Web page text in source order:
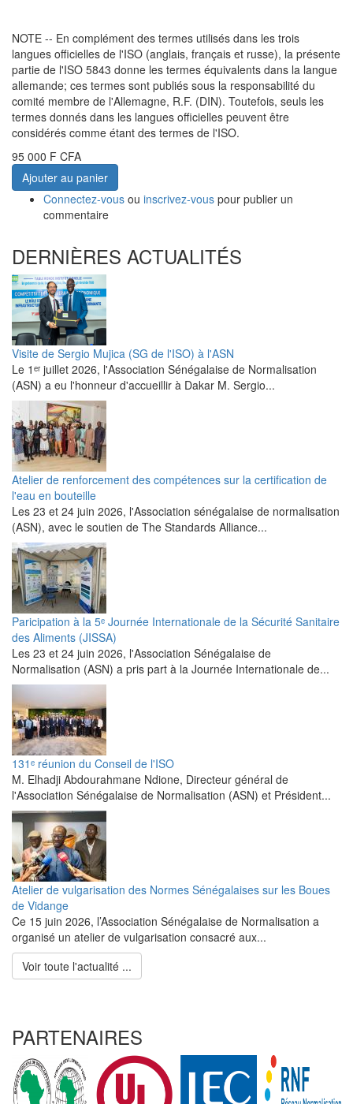
NOTE -- En complément des termes utilisés dans les trois
langues officielles de l'ISO (anglais, français et russe), la présente
partie de l'ISO 5843 donne les termes équivalents dans la langue
allemande; ces termes sont publiés sous la responsabilité du
comité membre de l'Allemagne, R.F. (DIN). Toutefois, seuls les
termes donnés dans les langues officielles peuvent être
considérés comme étant des termes de l'ISO.
95 000 F CFA
Ajouter au panier
Connectez-vous ou inscrivez-vous pour publier un
commentaire
DERNIÈRES ACTUALITÉS
Visite de Sergio Mujica (SG de l'ISO) à l'ASN
Le 1ᵉʳ juillet 2026, l'Association Sénégalaise de Normalisation
(ASN) a eu l'honneur d'accueillir à Dakar M. Sergio...
Atelier de renforcement des compétences sur la certification de
l'eau en bouteille
Les 23 et 24 juin 2026, l'Association sénégalaise de normalisation
(ASN), avec le soutien de The Standards Alliance...
Paricipation à la 5ᵉ Journée Internationale de la Sécurité Sanitaire
des Aliments (JISSA)
‎Les 23 et 24 juin 2026, l'Association Sénégalaise de
Normalisation (ASN) a pris part à la Journée Internationale de...
131ᵉ réunion du Conseil de l'ISO
M. Elhadji Abdourahmane Ndione, Directeur général de
l'Association Sénégalaise de Normalisation (ASN) et Président...
Atelier de vulgarisation des Normes Sénégalaises sur les Boues
de Vidange
Ce 15 juin 2026, l’Association Sénégalaise de Normalisation a
organisé un atelier de vulgarisation consacré aux...
Voir toute l'actualité ...
PARTENAIRES